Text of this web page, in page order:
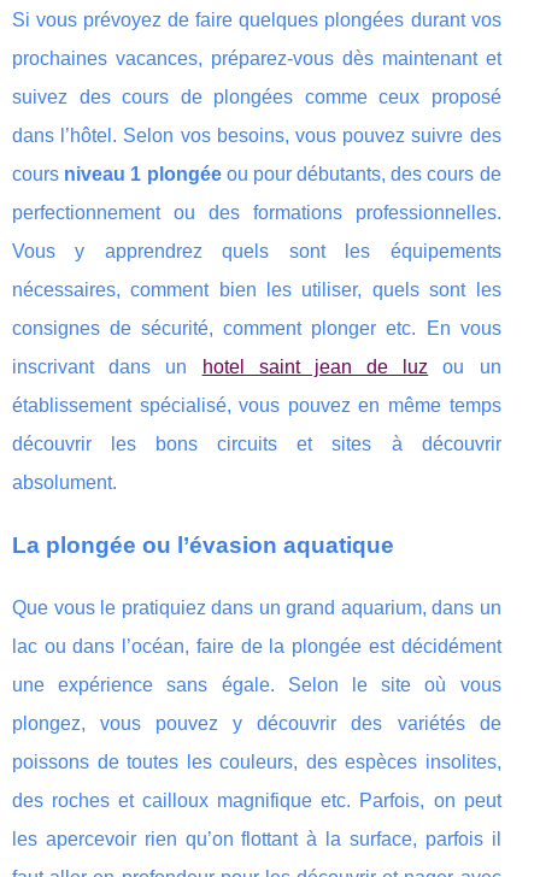
Si vous prévoyez de faire quelques plongées durant vos
prochaines vacances, préparez-vous dès maintenant et
suivez des cours de plongées comme ceux proposé
dans l’hôtel. Selon vos besoins, vous pouvez suivre des
cours niveau 1 plongéeou pour débutants, des cours de
perfectionnement ou des formations professionnelles.
Vous y apprendrez quels sont les équipements
nécessaires, comment bien les utiliser, quels sont les
consignes de sécurité, comment plonger etc. En vous
inscrivant dans un
hotel saint jean de luz ou un
établissement spécialisé, vous pouvez en même temps
découvrir les bons circuits et sites à découvrir
absolument.
La plongée ou l’évasion aquatique
Que vous le pratiquiez dans un grand aquarium, dans un
lac ou dans l’océan, faire de la plongée est décidément
une expérience sans égale. Selon le site où vous
plongez, vous pouvez y découvrir des variétés de
poissons de toutes les couleurs, des espèces insolites,
des roches et cailloux magnifique etc. Parfois, on peut
les apercevoir rien qu’on flottant à la surface, parfois il